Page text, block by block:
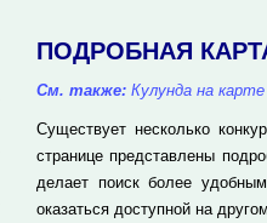
ПОДРОБНАЯ
См. также: Кулунда на
Существует несколько
странице представлены
делает поиск более
оказаться доступной на